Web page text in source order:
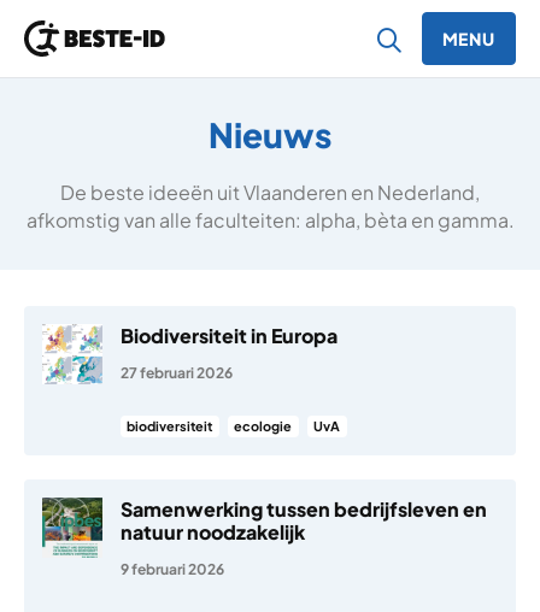
MENU
Nieuws
De beste ideeën uit Vlaanderen en Nederland,
afkomstig van alle faculteiten: alpha, bèta en gamma.
Biodiversiteit in Europa
27 februari 2026
biodiversiteit ecologie UvA
Samenwerking tussen bedrijfsleven en
natuur noodzakelijk
9 februari 2026